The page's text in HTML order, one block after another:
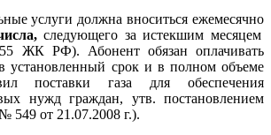
услуги должна вноситься ежемесячно
следующего за истекшим месяцем
ЖК РФ). Абонент обязан оплачивать
установленный срок и в полном объеме
поставки газа для обеспечения
нужд граждан, утв. постановлением
549 от 21.07.2008 г.).